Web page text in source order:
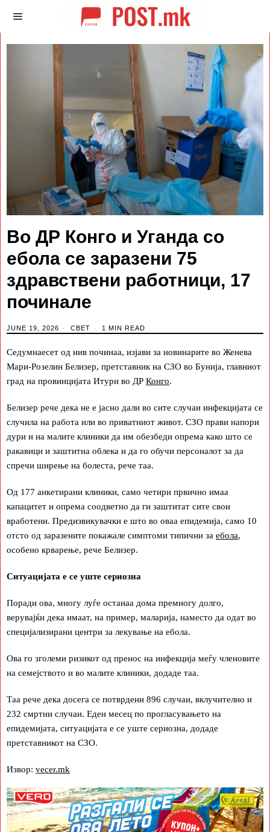
Во ДР Конго и Уганда со
ебола се заразени 75
здравствени работници, 17
починале
JUNE 19, 2026 СВЕТ 1 MIN READ
Седумнаесет од нив починаа, изјави за новинарите во Женева
Мари-Розелин Белизер, претставник на СЗО во Бунија, главниот
град на провинцијата Итури во ДР Конго.
Белизер рече дека не е јасно дали во сите случаи инфекцијата се
случила на работа или во приватниот живот. СЗО прави напори
дури и на малите клиники да им обезбеди опрема како што се
ракавици и заштитна облека и да го обучи персоналот за да
спречи ширење на болеста, рече таа.
Од 177 анкетирани клиники, само четири првично имаа
капацитет и опрема соодветно да ги заштитат сите свои
вработени. Предизвикувачки е што во оваа епидемија, само 10
отсто од заразените покажале симптоми типични за ебола,
особено крварење, рече Белизер.
Ситуацијата е се уште сериозна
Поради ова, многу луѓе останаа дома премногу долго,
верувајќи дека имаат, на пример, маларија, наместо да одат во
специјализирани центри за лекување на ебола.
Ова го зголеми ризикот од пренос на инфекција меѓу членовите
на семејството и во малите клиники, додаде таа.
Таа рече дека досега се потврдени 896 случаи, вклучително и
232 смртни случаи. Еден месец по прогласувањето на
епидемијата, ситуацијата е се уште сериозна, додаде
претставникот на СЗО.
Извор: vecer.mk